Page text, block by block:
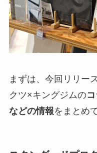
まずは、今回リリー
クツ×キングジムの
などの情報をまとめ